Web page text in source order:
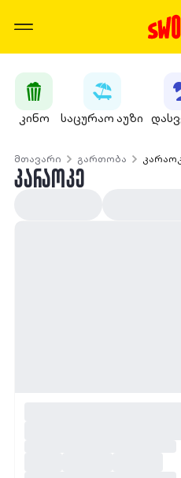
კინო საცურაო აუზი
მთავარი გართობა
ᲙᲐᲠᲐᲝᲙᲔ